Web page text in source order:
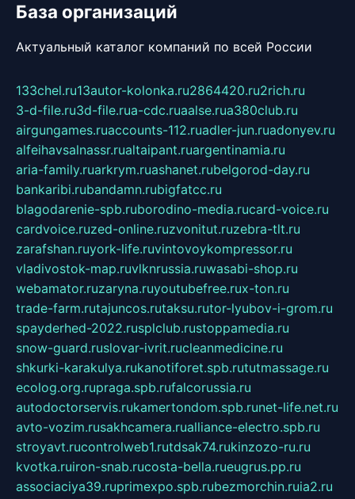
База организаций
Актуальный каталог компаний по всей России
133chel.ru13autor-kolonka.ru2864420.ru2rich.ru
3-d-file.ru3d-file.rua-cdc.ruaalse.rua380club.ru
airgungames.ruaccounts-112.ruadler-jun.ruadonyev.ru
alfeihavsalnassr.rualtaipant.ruargentinamia.ru
aria-family.ruarkrym.ruashanet.rubelgorod-day.ru
bankaribi.rubandamn.rubigfatcc.ru
blagodarenie-spb.ruborodino-media.rucard-voice.ru
cardvoice.ruzed-online.ruzvonitut.ruzebra-tlt.ru
zarafshan.ruyork-life.ruvintovoykompressor.ru
vladivostok-map.ruvlknrussia.ruwasabi-shop.ru
webamator.ruzaryna.ruyoutubefree.rux-ton.ru
trade-farm.rutajuncos.rutaksu.rutor-lyubov-i-grom.ru
spayderhed-2022.rusplclub.rustoppamedia.ru
snow-guard.ruslovar-ivrit.rucleanmedicine.ru
shkurki-karakulya.rukanotiforet.spb.rututmassage.ru
ecolog.org.rupraga.spb.rufalcorussia.ru
autodoctorservis.rukamertondom.spb.runet-life.net.ru
avto-vozim.rusakhcamera.rualliance-electro.spb.ru
stroyavt.rucontrolweb1.rutdsak74.rukinzozo-ru.ru
kvotka.ruiron-snab.rucosta-bella.rueugrus.pp.ru
associaciya39.ruprimexpo.spb.rubezmorchin.ruia2.ru